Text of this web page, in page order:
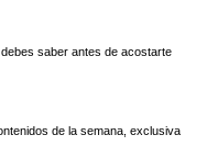
saber antes de acostarte
de la semana, exclusiva